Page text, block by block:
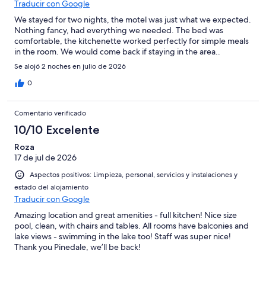
Traducir con Google
We stayed for two nights, the motel was just what we expected.
Nothing fancy, had everything we needed. The bed was
comfortable, the kitchenette worked perfectly for simple meals
in the room. We would come back if staying in the area..
Se alojó 2 noches en julio de 2026
0
Comentario verificado
10/10 Excelente
Roza
17 de jul de 2026
Aspectos positivos: Limpieza, personal, servicios y instalaciones y
estado del alojamiento
Traducir con Google
Amazing location and great amenities - full kitchen! Nice size
pool, clean, with chairs and tables. All rooms have balconies and
lake views - swimming in the lake too! Staff was super nice!
Thank you Pinedale, we’ll be back!